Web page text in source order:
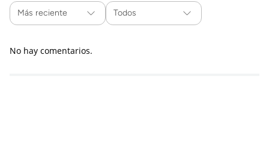
Más reciente Todos
No hay comentarios.